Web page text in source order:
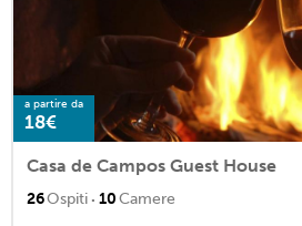
a partire da
18€
Casa de Campos Guest House
26Ospiti · 10Camere